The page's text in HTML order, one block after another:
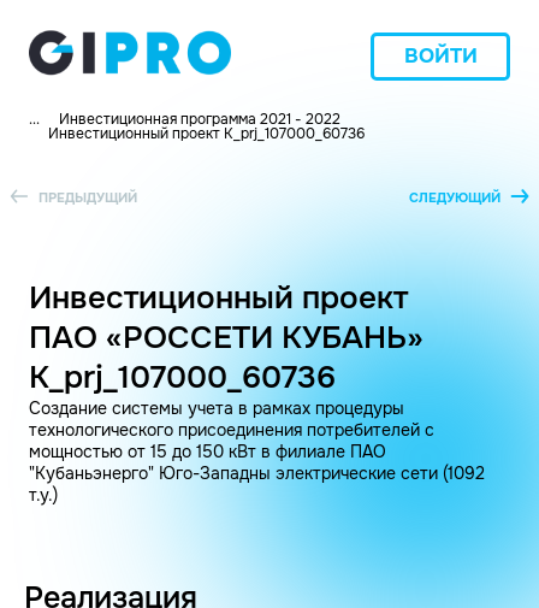
ВОЙТИ
... Инвестиционная программа 2021 - 2022
Инвестиционный проект K_prj_107000_60736
ПРЕДЫДУЩИЙ СЛЕДУЮЩИЙ
Инвестиционный проект
ПАО «РОССЕТИ КУБАНЬ»
K_prj_107000_60736
Создание системы учета в рамках процедуры
технологического присоединения потребителей с
мощностью от 15 до 150 кВт в филиале ПАО
"Кубаньэнерго" Юго-Западны электрические сети (1092
т.у.)
Реализация